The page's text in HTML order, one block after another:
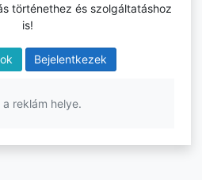
történethez és szolgáltatáshoz
is!
Bejelentkezek
a reklám helye.